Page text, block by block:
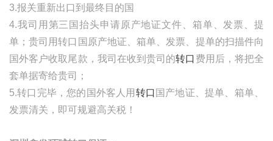
3.报关重新出口到最终目的国
4.我司用第三国抬头申请原产地证文件、箱单、发票、提
单；贵司用转口国原产地证、箱单、发票、提单的扫描件向
国外客户收取尾款，我司在收到贵司的转口 费用后，将把全
套单据寄给贵司；
5.转口完毕，您的国外客人用 转口 国产地证、提单、箱单、
发票清关，即可规避高关税！